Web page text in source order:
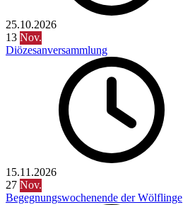
25.10.2026
13 Nov.
Diözesanversammlung
15.11.2026
27 Nov.
Begegnungswochenende der Wölflinge